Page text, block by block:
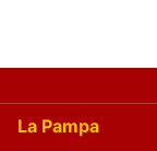
La Pampa